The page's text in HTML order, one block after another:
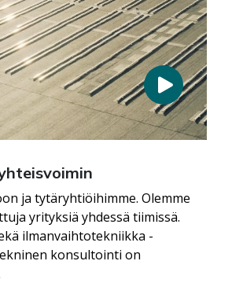
ja tytäryhtiöihimme. Olemme
yrityksiä yhdessä tiimissä.
ilmanvaihtotekniikka -
konsultointi on